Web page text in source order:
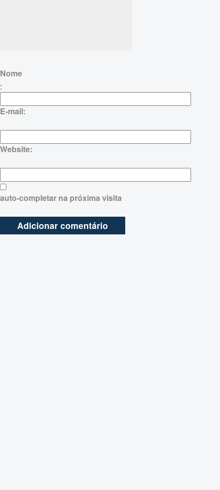
Nome
:
E-mail:
Website:
auto-completar na próxima visita